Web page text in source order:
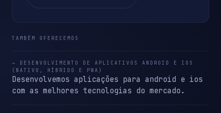
TAMBÉM OFERECEMOS
→ DESENVOLVIMENTO DE APLICATIVOS ANDROID E IOS
(NATIVO, HÍBRIDO E PWA)
Desenvolvemos aplicações para android e ios
com as melhores tecnologias do mercado.